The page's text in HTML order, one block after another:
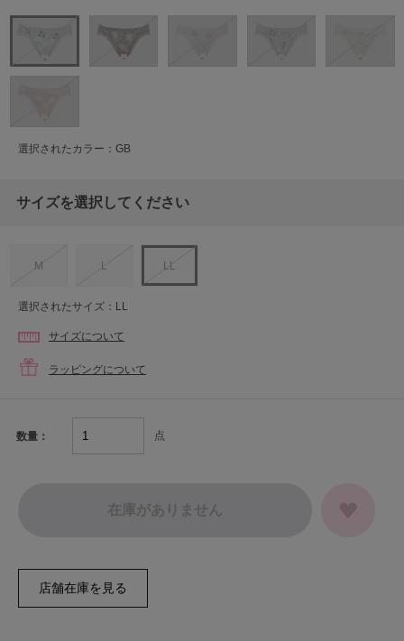
選択されたカラー：GB
サイズを選択してください
M L LL
選択されたサイズ：LL
サイズについて
ラッピングについて
数量： 点
在庫がありません